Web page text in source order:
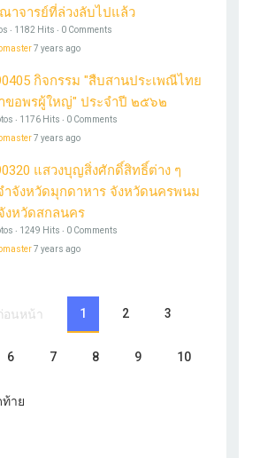
าจารย์ที่ล่วงลับไปแล้ว
‧ 1182 Hits ‧ 0 Comments
7 years ago
กิจกรรม "สืบสานประเพณีไทย
ขอพรผู้ใหญ่" ประจำปี ๒๕๖๒
‧ 1176 Hits ‧ 0 Comments
7 years ago
แสวงบุญสิ่งศักดิ์สิทธิ์ต่าง ๆ
ำจังหวัดมุกดาหาร จังหวัดนครพนม
งหวัดสกลนคร
‧ 1249 Hits ‧ 0 Comments
7 years ago
อนหน้า 1 2 3
6 7 8 9 10
าย